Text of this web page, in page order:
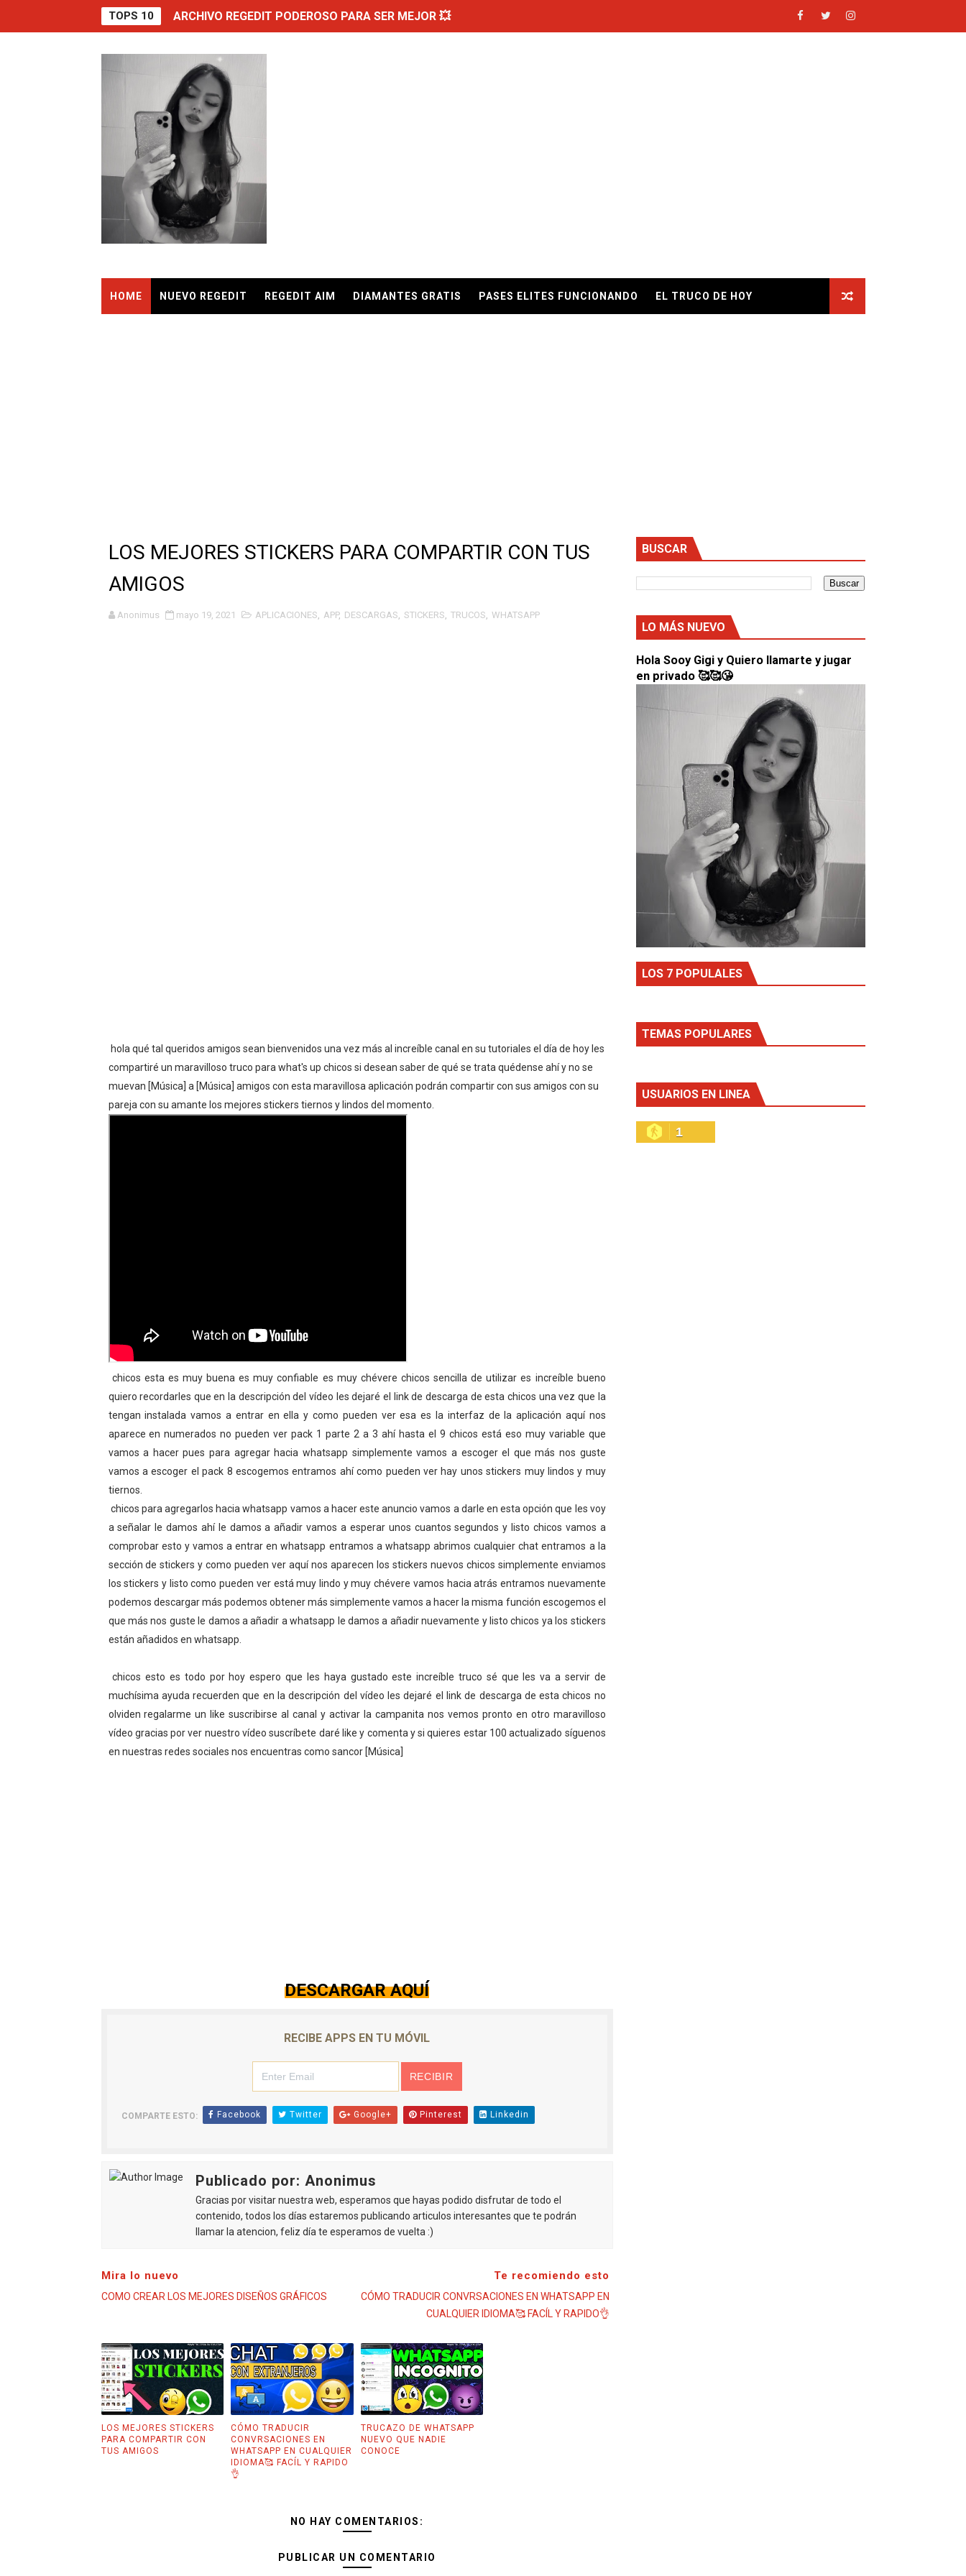
TOPS 10 ARCHIVO REGEDIT PODEROSO PARA SER MEJOR 💥
Obten tus Super Armas Evolutivas de Free Fire 🔥
OBTEN TU MACRO SIN BANEO para PEGAR 99% HEADSHOTS | NUEVA APP
EL MEJOR TRUCO PARA EL VOLUMEN DE TU ANDROID 🔊
MACRO MOBILE LA NUEVA MACRO QUE AUMENTA LA SENSIBILIDAD Y PEGA TODO ROJO EN FREEFIRE!😱
Como Obtener 2180 Diamantes Todos Los Días 💎
MEMONSTRUO RECOMIENDA APP DE DIAMANTES!!💎😉
COMO JUGAR GTA 5 en ANDROID PASO A PASO
IMPRESIONANTE: NUEVO REGEDIT X AIM VIP 😱 [100% AIMBOT + 100% no RECOIL😨 para ANDROID📲 NO BAN 🔥
IMPRESIONANTE: NUEVO REGEDIT X AIM VIP 😱 [100% AIMBOT + 100% no RECOIL😨 para ANDROID📲 NO BAN 🔥
HOME NUEVO REGEDIT REGEDIT AIM DIAMANTES GRATIS PASES ELITES FUNCIONANDO EL TRUCO DE HOY
LOS MEJORES STICKERS PARA COMPARTIR CON TUS
AMIGOS
Anonimus mayo 19, 2021 APLICACIONES, APP, DESCARGAS, STICKERS, TRUCOS, WHATSAPP
hola qué tal queridos amigos sean bienvenidos una vez más al increíble canal en su tutoriales el día de hoy les
compartiré un maravilloso truco para what's up chicos si desean saber de qué se trata quédense ahí y no se
muevan [Música] a [Música] amigos con esta maravillosa aplicación podrán compartir con sus amigos con su
pareja con su amante los mejores stickers tiernos y lindos del momento.
chicos esta es muy buena es muy confiable es muy chévere chicos sencilla de utilizar es increíble bueno
quiero recordarles que en la descripción del vídeo les dejaré el link de descarga de esta chicos una vez que la
tengan instalada vamos a entrar en ella y como pueden ver esa es la interfaz de la aplicación aquí nos
aparece en numerados no pueden ver pack 1 parte 2 a 3 ahí hasta el 9 chicos está eso muy variable que
vamos a hacer pues para agregar hacia whatsapp simplemente vamos a escoger el que más nos guste
vamos a escoger el pack 8 escogemos entramos ahí como pueden ver hay unos stickers muy lindos y muy
tiernos.
chicos para agregarlos hacia whatsapp vamos a hacer este anuncio vamos a darle en esta opción que les voy
a señalar le damos ahí le damos a añadir vamos a esperar unos cuantos segundos y listo chicos vamos a
comprobar esto y vamos a entrar en whatsapp entramos a whatsapp abrimos cualquier chat entramos a la
sección de stickers y como pueden ver aquí nos aparecen los stickers nuevos chicos simplemente enviamos
los stickers y listo como pueden ver está muy lindo y muy chévere vamos hacia atrás entramos nuevamente
podemos descargar más podemos obtener más simplemente vamos a hacer la misma función escogemos el
que más nos guste le damos a añadir a whatsapp le damos a añadir nuevamente y listo chicos ya los stickers
están añadidos en whatsapp.
chicos esto es todo por hoy espero que les haya gustado este increíble truco sé que les va a servir de
muchísima ayuda recuerden que en la descripción del vídeo les dejaré el link de descarga de esta chicos no
olviden regalarme un like suscribirse al canal y activar la campanita nos vemos pronto en otro maravilloso
vídeo gracias por ver nuestro vídeo suscríbete daré like y comenta y si quieres estar 100 actualizado síguenos
en nuestras redes sociales nos encuentras como sancor [Música]
DESCARGAR AQUÍ
RECIBE APPS EN TU MÓVIL
COMPARTE ESTO: Facebook Twitter Google+ Pinterest Linkedin
Publicado por: Anonimus
Gracias por visitar nuestra web, esperamos que hayas podido disfrutar de todo el
contenido, todos los días estaremos publicando articulos interesantes que te podrán
llamar la atencion, feliz día te esperamos de vuelta :)
Mira lo nuevo
COMO CREAR LOS MEJORES DISEÑOS GRÁFICOS
Te recomiendo esto
CÓMO TRADUCIR CONVRSACIONES EN WHATSAPP EN
CUALQUIER IDIOMA🥰 FACÍL Y RAPIDO👌
LOS MEJORES STICKERS
PARA COMPARTIR CON
TUS AMIGOS
CÓMO TRADUCIR
CONVRSACIONES EN
WHATSAPP EN CUALQUIER
IDIOMA🥰 FACÍL Y RAPIDO
👌
TRUCAZO DE WHATSAPP
NUEVO QUE NADIE
CONOCE
NO HAY COMENTARIOS:
PUBLICAR UN COMENTARIO
BUSCAR
LO MÁS NUEVO
Hola Sooy Gigi y Quiero llamarte y jugar
en privado 🥰🥰😘
LOS 7 POPULALES
TEMAS POPULARES
USUARIOS EN LINEA
1